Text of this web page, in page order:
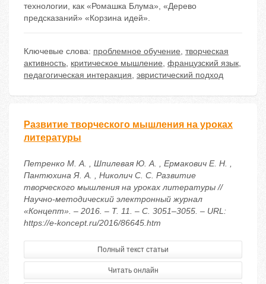
технологии, как «Ромашка Блума», «Дерево
предсказаний» «Корзина идей».
Ключевые слова: проблемное обучение, творческая
активность, критическое мышление, французский язык,
педагогическая интеракция, эвристический подход
Развитие творческого мышления на уроках
литературы
Петренко М. А. , Шпилевая Ю. А. , Ермакович Е. Н. ,
Пантюхина Я. А. , Николич С. С. Развитие
творческого мышления на уроках литературы //
Научно-методический электронный журнал
«Концепт». – 2016. – Т. 11. – С. 3051–3055. – URL:
https://e-koncept.ru/2016/86645.htm
Полный текст статьи
Читать онлайн